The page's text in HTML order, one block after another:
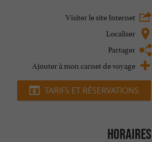
Visiter le site Internet
Localiser
Partager
Ajouter à mon carnet de voyage
TARIFS ET RÉSERVATIONS
Horaires